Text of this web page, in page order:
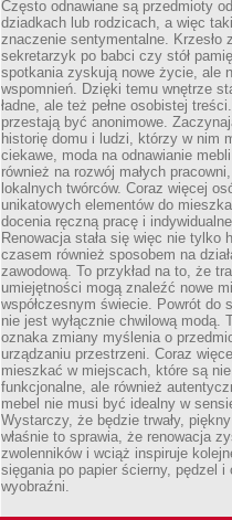
Często odnawiane są przedmioty
dziadkach lub rodzicach, a więc
znaczenie sentymentalne. Krzesło
sekretarzyk po babci czy stół
spotkania zyskują nowe życie, ale
wspomnień. Dzięki temu wnętrze
ładne, ale też pełne osobistej
przestają być anonimowe.
historię domu i ludzi, którzy w nim
ciekawe, moda na odnawianie mebli
również na rozwój małych
lokalnych twórców. Coraz więcej
unikatowych elementów do
docenia ręczną pracę i
Renowacja stała się więc nie tylko
czasem również sposobem na
zawodową. To przykład na to, że
umiejętności mogą znaleźć nowe
współczesnym świecie. Powrót do
nie jest wyłącznie chwilową modą.
oznaka zmiany myślenia o
urządzaniu przestrzeni. Coraz
mieszkać w miejscach, które są
funkcjonalne, ale również
mebel nie musi być idealny w
Wystarczy, że będzie trwały,
właśnie to sprawia, że renowacja
zwolenników i wciąż inspiruje
sięgania po papier ścierny, pędzel i
wyobraźni.